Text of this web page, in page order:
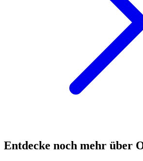
Entdecke noch mehr über